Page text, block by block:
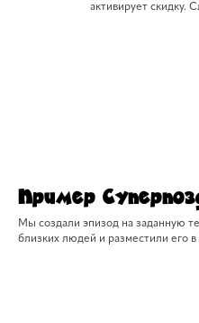
активирует скидку.
Пример
Мы создали эпизод на заданную
близких людей и разместили его